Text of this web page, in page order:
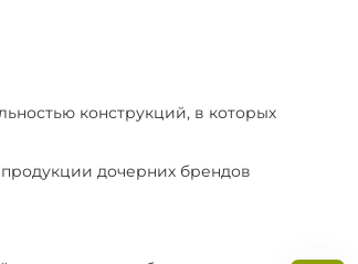
конструкций, в которых
дочерних брендов